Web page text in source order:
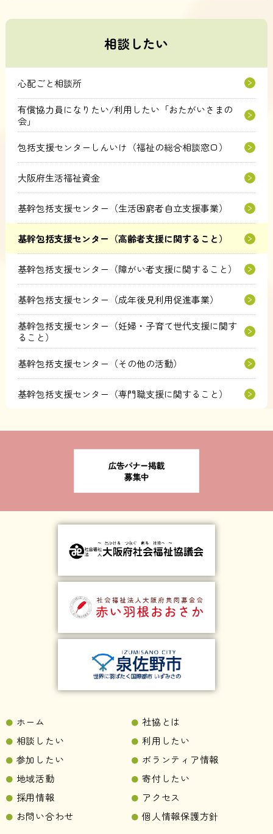
相談したい
心配ごと相談所
有償協力員になりたい/利用したい「おたがいさまの
会」
包括支援センターしんいけ（福祉の総合相談窓口）
大阪府生活福祉資金
基幹包括支援センター（生活困窮者自立支援事業）
基幹包括支援センター（高齢者支援に関すること）
基幹包括支援センター（障がい者支援に関すること）
基幹包括支援センター（成年後見利用促進事業）
基幹包括支援センター（妊婦・子育て世代支援に関す
ること）
基幹包括支援センター（その他の活動）
基幹包括支援センター（専門職支援に関すること）
ホーム
社協とは
相談したい
利用したい
参加したい
ボランティア情報
地域活動
寄付したい
採用情報
アクセス
お問い合わせ
個人情報保護方針